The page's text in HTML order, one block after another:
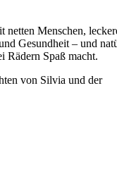
netten Menschen,
Gesundheit – und
Rädern Spaß macht.
von Silvia und der